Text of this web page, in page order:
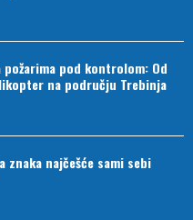
požarima pod kontrolom: Od
na području Trebinja
znaka najčešće sami sebi